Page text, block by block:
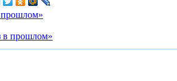
прошлом»